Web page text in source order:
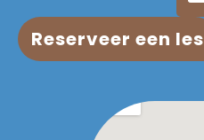
Reserveer een les